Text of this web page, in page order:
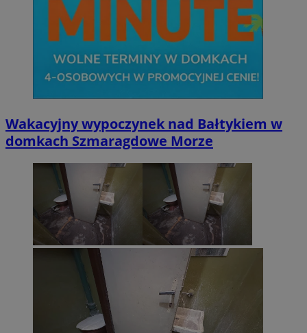
Wakacyjny wypoczynek nad Bałtykiem w
domkach Szmaragdowe Morze